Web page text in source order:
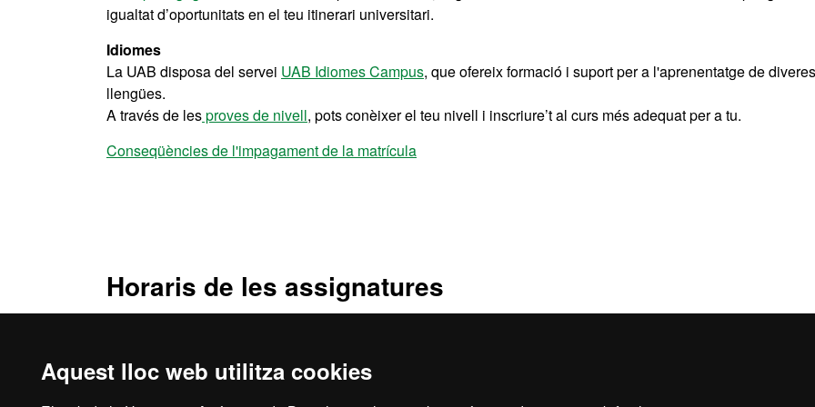
Aquest lloc web utilitza cookies
igualtat d’oportunitats en el teu itinerari universitari.
Idiomes
La UAB disposa del servei UAB Idiomes Campus, que ofereix formació i suport per a l'aprenentatge de
llengües.
A través de lesproves de nivell, pots conèixer el teu nivell i inscriure’t al curs més adequat per a tu.
Conseqüències de l'impagament de la matrícula
Horaris de les assignatures